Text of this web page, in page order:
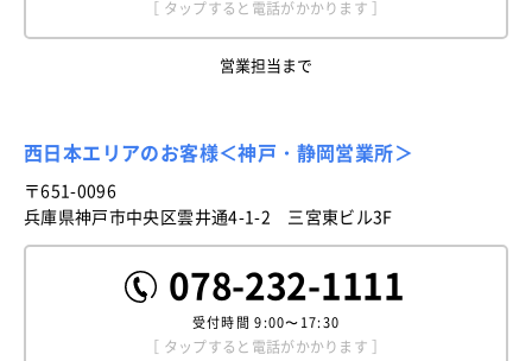
［ タップすると電話がかかります ］
営業担当まで
西日本エリアのお客様＜神戸・静岡営業所＞
〒651-0096
兵庫県神戸市中央区雲井通4-1-2 三宮東ビル3F
078-232-1111
受付時間9:00〜17:30
［ タップすると電話がかかります ］